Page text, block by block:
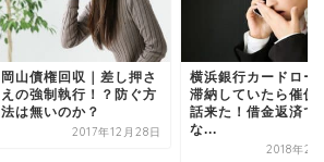
横浜銀行カードローン｜
滞納していたら催促の電
話来た！借金返済でき
日本保証と消滅時効
用｜ハガキが届いた
険！裁判になる前に